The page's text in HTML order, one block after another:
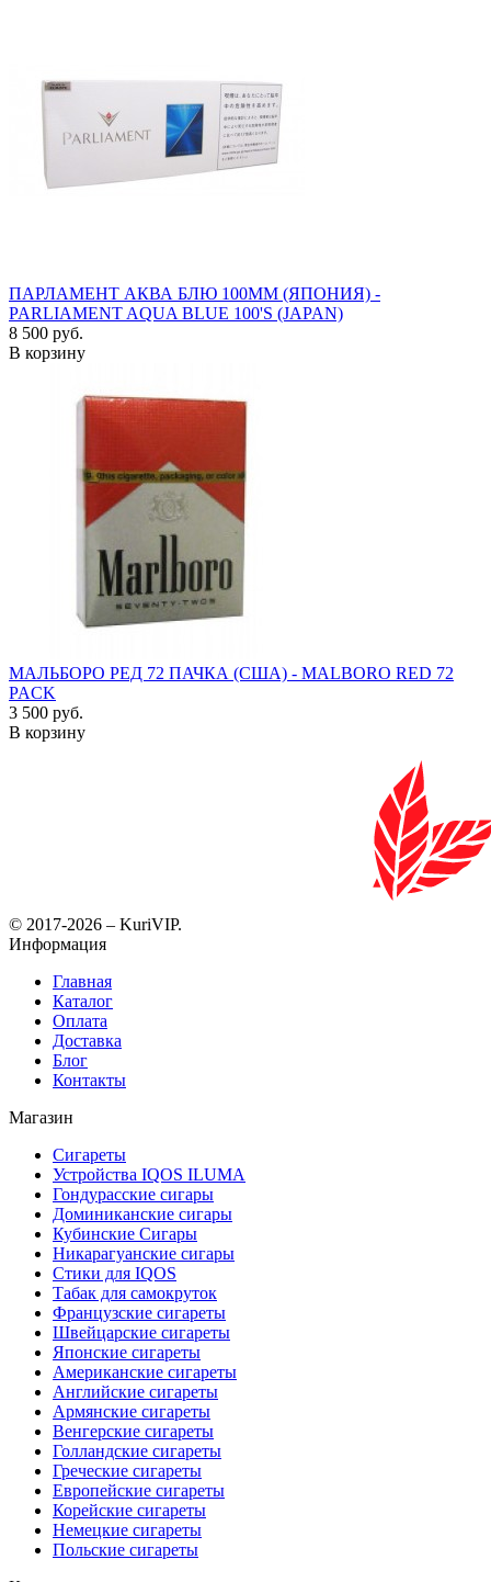
ПАРЛАМЕНТ АКВА БЛЮ 100ММ (ЯПОНИЯ) -
PARLIAMENT AQUA BLUE 100'S (JAPAN)
8 500 руб.
В корзину
МАЛЬБОРО РЕД 72 ПАЧКА (США) - MALBORO RED 72
PACK
3 500 руб.
В корзину
© 2017-2026 – KuriVIP.
Информация
Главная
Каталог
Оплата
Доставка
Блог
Контакты
Магазин
Сигареты
Устройства IQOS ILUMA
Гондурасские сигары
Доминиканские сигары
Кубинские Сигары
Никарагуанские сигары
Стики для IQOS
Табак для самокруток
Французские сигареты
Швейцарские сигареты
Японские сигареты
Американские сигареты
Английские сигареты
Армянские сигареты
Венгерские сигареты
Голландские сигареты
Греческие сигареты
Европейские сигареты
Корейские сигареты
Немецкие сигареты
Польские сигареты